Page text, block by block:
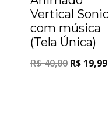
Vertical Sonic
com música
(Tela Única)
R$40,00 R$ 19,99